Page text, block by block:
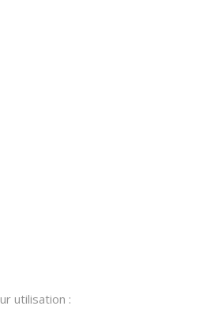
utilisation :